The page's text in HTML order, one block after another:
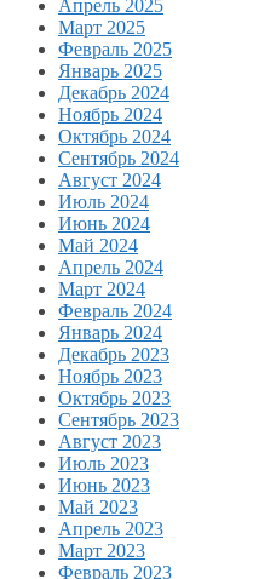
Апрель 2025
Март 2025
Февраль 2025
Январь 2025
Декабрь 2024
Ноябрь 2024
Октябрь 2024
Сентябрь 2024
Август 2024
Июль 2024
Июнь 2024
Май 2024
Апрель 2024
Март 2024
Февраль 2024
Январь 2024
Декабрь 2023
Ноябрь 2023
Октябрь 2023
Сентябрь 2023
Август 2023
Июль 2023
Июнь 2023
Май 2023
Апрель 2023
Март 2023
Февраль 2023